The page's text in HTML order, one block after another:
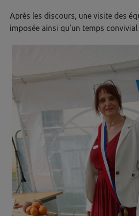
Après les discours, une visite des
imposée ainsi qu'un temps